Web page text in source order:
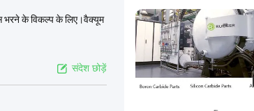
भरने के विकल्प के लिए।वैक्यूम
संदेश छोड़ें